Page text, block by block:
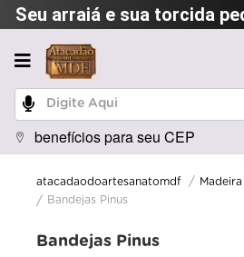
Seu arraiá e sua torcida
benefícios para seu CEP
atacadaodoartesanatomdf
Bandejas Pinus
Bandejas Pinus